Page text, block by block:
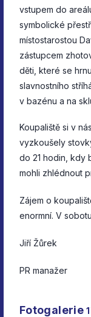
vstupem do
symbolické
místostarostou
zástupcem
děti, které se
slavnostního
v bazénu a na
Koupaliště si v
vyzkoušely
do 21 hodin, kdy
mohli zhlédnout
Zájem o
enormní. V
Jiří Žůrek
PR manažer
Fotogalerie